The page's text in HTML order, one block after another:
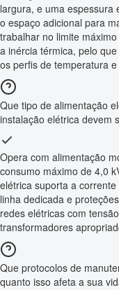
largura, e uma espessura
o espaço adicional para
trabalhar no limite
a inércia térmica, pelo
os perfis de temperatura
Que tipo de alimentação
instalação elétrica devem
Opera com alimentação
consumo máximo de 4,0
elétrica suporta a
linha dedicada e
redes elétricas com
transformadores
Que protocolos de
quanto isso afeta a sua